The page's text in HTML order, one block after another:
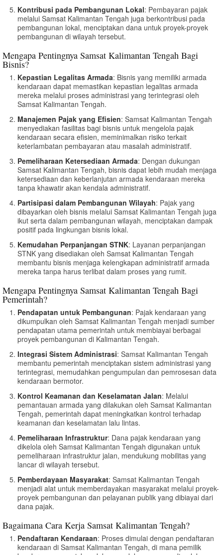
Kontribusi pada Pembangunan Lokal: Pembayaran pajak
melalui Samsat Kalimantan Tengah juga berkontribusi pada
pembangunan lokal, menciptakan dana untuk proyek-proyek
pembangunan di wilayah tersebut.
Mengapa Pentingnya Samsat Kalimantan Tengah Bagi
Bisnis?
Kepastian Legalitas Armada: Bisnis yang memiliki armada
kendaraan dapat memastikan kepastian legalitas armada
mereka melalui proses administrasi yang terintegrasi oleh
Samsat Kalimantan Tengah.
Manajemen Pajak yang Efisien: Samsat Kalimantan Tengah
menyediakan fasilitas bagi bisnis untuk mengelola pajak
kendaraan secara efisien, meminimalkan risiko terkait
keterlambatan pembayaran atau masalah administratif.
Pemeliharaan Ketersediaan Armada: Dengan dukungan
Samsat Kalimantan Tengah, bisnis dapat lebih mudah menjaga
ketersediaan dan keberlanjutan armada kendaraan mereka
tanpa khawatir akan kendala administratif.
Partisipasi dalam Pembangunan Wilayah: Pajak yang
dibayarkan oleh bisnis melalui Samsat Kalimantan Tengah juga
ikut serta dalam pembangunan wilayah, menciptakan dampak
positif pada lingkungan bisnis lokal.
Kemudahan Perpanjangan STNK: Layanan perpanjangan
STNK yang disediakan oleh Samsat Kalimantan Tengah
membantu bisnis menjaga kelengkapan administratif armada
mereka tanpa harus terlibat dalam proses yang rumit.
Mengapa Pentingnya Samsat Kalimantan Tengah Bagi
Pemerintah?
Pendapatan untuk Pembangunan: Pajak kendaraan yang
dikumpulkan oleh Samsat Kalimantan Tengah menjadi sumber
pendapatan utama pemerintah untuk membiayai berbagai
proyek pembangunan di Kalimantan Tengah.
Integrasi Sistem Administrasi: Samsat Kalimantan Tengah
membantu pemerintah menciptakan sistem administrasi yang
terintegrasi, memudahkan pengumpulan dan pemrosesan data
kendaraan bermotor.
Kontrol Keamanan dan Keselamatan Jalan: Melalui
pemantauan armada yang dilakukan oleh Samsat Kalimantan
Tengah, pemerintah dapat meningkatkan kontrol terhadap
keamanan dan keselamatan lalu lintas.
Pemeliharaan Infrastruktur: Dana pajak kendaraan yang
dikelola oleh Samsat Kalimantan Tengah digunakan untuk
pemeliharaan infrastruktur jalan, mendukung mobilitas yang
lancar di wilayah tersebut.
Pemberdayaan Masyarakat: Samsat Kalimantan Tengah
menjadi alat untuk memberdayakan masyarakat melalui proyek-
proyek pembangunan dan pelayanan publik yang dibiayai dari
dana pajak.
Bagaimana Cara Kerja Samsat Kalimantan Tengah?
Pendaftaran Kendaraan: Proses dimulai dengan pendaftaran
kendaraan di Samsat Kalimantan Tengah, di mana pemilik